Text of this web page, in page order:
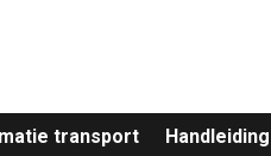
transport Handleiding